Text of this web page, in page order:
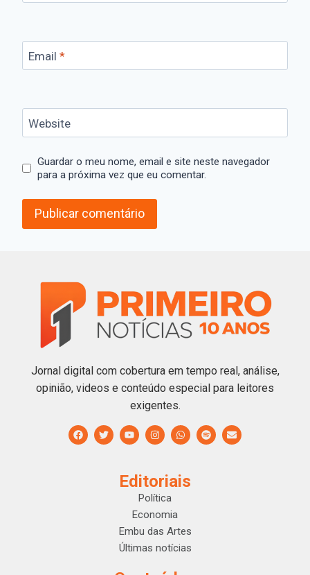
Email *
Website
Guardar o meu nome, email e site neste navegador
para a próxima vez que eu comentar.
Jornal digital com cobertura em tempo real, análise,
opinião, videos e conteúdo especial para leitores
exigentes.
Editoriais
Política
Economia
Embu das Artes
Últimas notícias